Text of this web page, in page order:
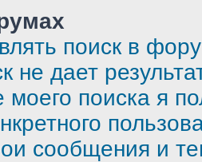
поиск в
не дает
моего поиска я
сообщения и